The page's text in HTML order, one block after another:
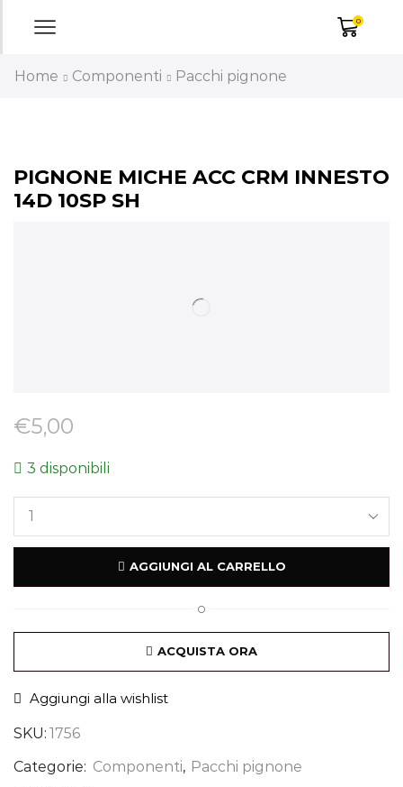
0
Home Componenti Pacchi pignone
PIGNONE MICHE ACC CRM INNESTO
14D 10SP SH
€5,00
3 disponibili
AGGIUNGI AL CARRELLO
O
ACQUISTA ORA
Aggiungi alla wishlist
SKU: 1756
Categorie: Componenti, Pacchi pignone